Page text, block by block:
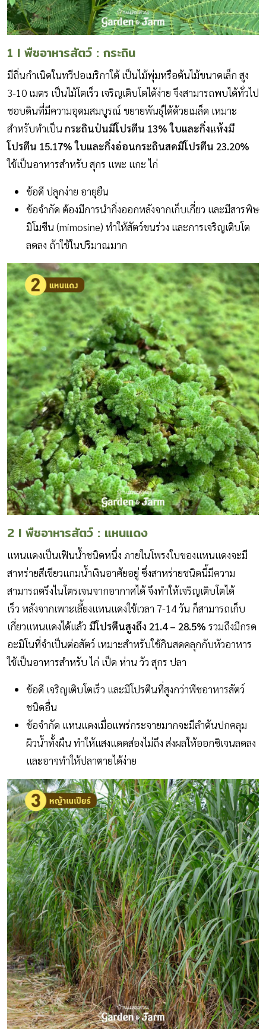
1 I พืชอาหารสัตว์ : กระถิน
มีถิ่นกำเนิดในทวีปอเมริกาใต้ เป็นไม้พุ่มหรือต้นไม้ขนาดเล็ก สูง
3-10 เมตร เป็นไม้โตเร็ว เจริญเติบโตได้ง่าย จึงสามารถพบได้ทั่วไป
ชอบดินที่มีความอุดมสมบูรณ์ ขยายพันธุ์ได้ด้วยเมล็ด เหมาะ
สำหรับทำเป็น กระถินป่นมีโปรตีน 13% ใบและกิ่งแห้งมี
โปรตีน 15.17% ใบและกิ่งอ่อนกระถินสดมีโปรตีน 23.20%
ใช้เป็นอาหารสำหรับ สุกร แพะ แกะ ไก่
ข้อดี ปลูกง่าย อายุยืน
ข้อจำกัด ต้องมีการนำกิ่งออกหลังจากเก็บเกี่ยว และมีสารพิษ
มิโมซีน (mimosine) ทำให้สัตว์ขนร่วง และการเจริญเติบโต
ลดลง ถ้าใช้ในปริมาณมาก
2 I พืชอาหารสัตว์ : แหนแดง
แหนแดงเป็นเฟินน้ำชนิดหนึ่ง ภายในโพรงใบของแหนแดงจะมี
สาหร่ายสีเขียวแกมน้ำเงินอาศัยอยู่ ซึ่งสาหร่ายชนิดนี้มีความ
สามารถตรึงไนโตรเจนจากอากาศได้ จึงทำให้เจริญเติบโตได้
เร็ว หลังจากเพาะเลี้ยงแหนแดงใช้เวลา 7-14 วัน ก็สามารถเก็บ
เกี่ยวแหนแดงได้แล้ว มีโปรตีนสูงถึง 21.4 – 28.5% รวมถึงมีกรด
อะมิโนที่จำเป็นต่อสัตว์ เหมาะสำหรับใช้กินสดคลุกกับหัวอาหาร
ใช้เป็นอาหารสำหรับ ไก่ เป็ด ห่าน วัว สุกร ปลา
ข้อดี เจริญเติบโตเร็ว และมีโปรตีนที่สูงกว่าพืชอาหารสัตว์
ชนิดอื่น
ข้อจำกัด แหนแดงเมื่อแพร่กระจายมากจะมีลำต้นปกคลุม
ผิวน้ำทั้งผืน ทำให้แสงแดดส่องไม่ถึง ส่งผลให้ออกซิเจนลดลง
และอาจทำให้ปลาตายได้ง่าย